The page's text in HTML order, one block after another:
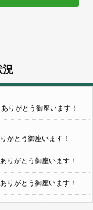
況
りがとう御座います！
がとう御座います！
りがとう御座います！
りがとう御座います！
りがとう御座います！